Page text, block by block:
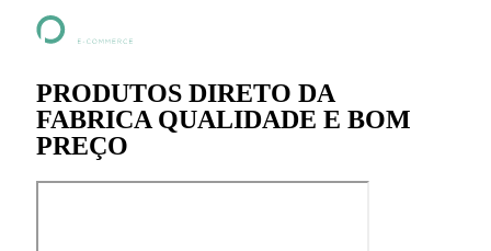
PRODUTOS DIRETO DA
FABRICA QUALIDADE E BOM
PREÇO